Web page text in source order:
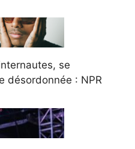
se
désordonnée : NPR